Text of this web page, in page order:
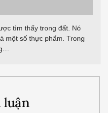
luận
hiển thị công
được đánh dấu